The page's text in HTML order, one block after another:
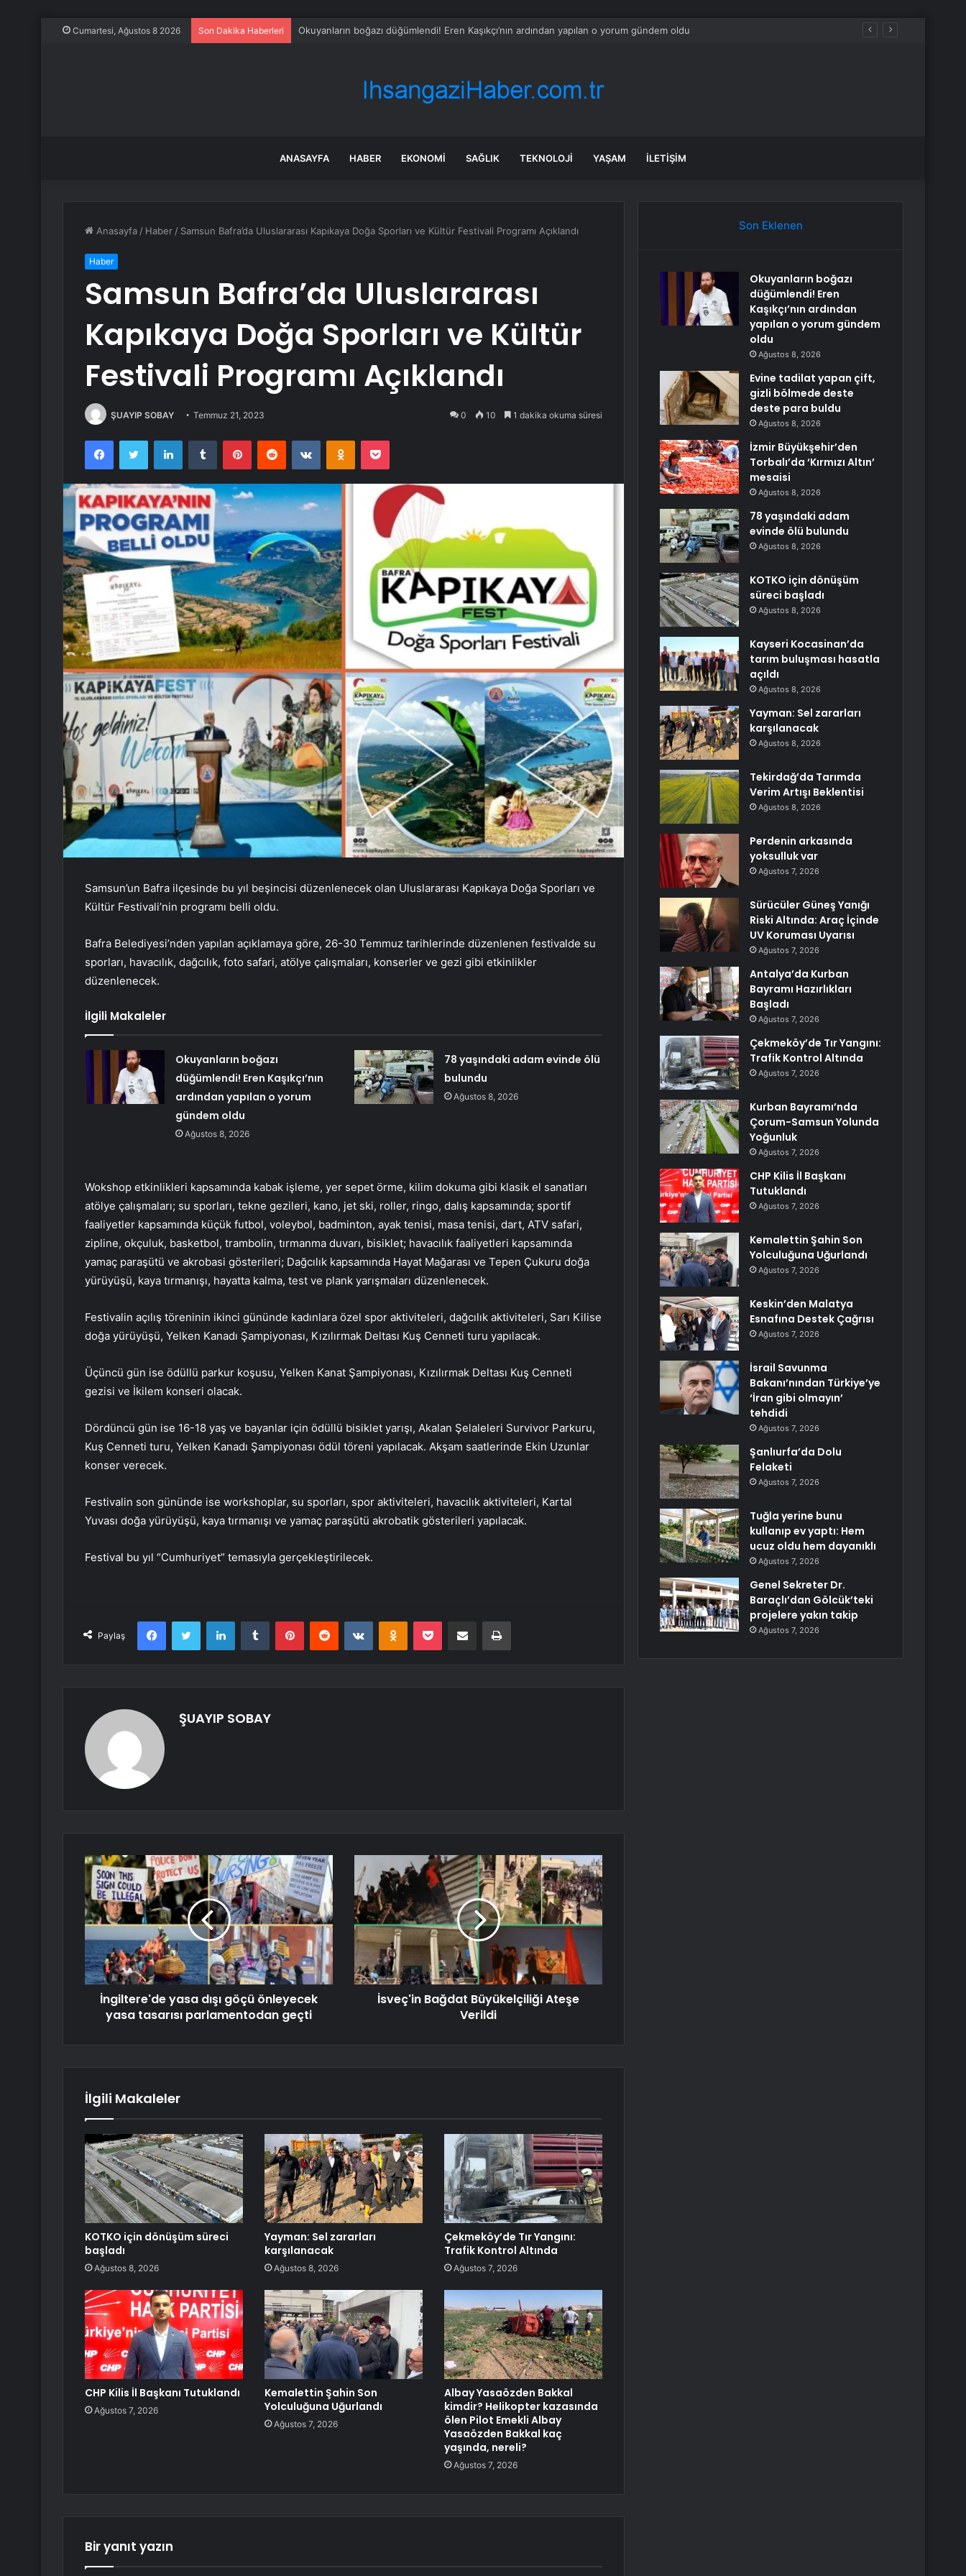
Cumartesi, Ağustos 8 2026 Son Dakika Haberleri Evine tadilat yapan çift, gizli bölmede deste deste para buldu
ANASAYFA HABER EKONOMI SAĞLIK TEKNOLOJI YAŞAM İLETIŞIM
Anasayfa / Haber / Samsun Bafra’da Uluslararası Kapıkaya Doğa Sporları ve Kültür Festivali Programı Açıklandı
Haber
Samsun Bafra’da Uluslararası
Kapıkaya Doğa Sporları ve Kültür
Festivali Programı Açıklandı
ŞUAYIP SOBAY Temmuz 21, 2023 0 10 1 dakika okuma süresi
FacebookTwitter LinkedInTumblr PinterestReddit VKontakteOdnoklassniki
Pocket
Samsun’un Bafra ilçesinde bu yıl beşincisi düzenlenecek olan Uluslararası Kapıkaya Doğa Sporları ve
Kültür Festivali’nin programı belli oldu.
Bafra Belediyesi’nden yapılan açıklamaya göre, 26-30 Temmuz tarihlerinde düzenlenen festivalde su
sporları, havacılık, dağcılık, foto safari, atölye çalışmaları, konserler ve gezi gibi etkinlikler
düzenlenecek.
İlgili Makaleler
Okuyanların boğazı
düğümlendi! Eren Kaşıkçı’nın
ardından yapılan o yorum
gündem oldu
Ağustos 8, 2026
78 yaşındaki adam evinde ölü
bulundu
Ağustos 8, 2026
Wokshop etkinlikleri kapsamında kabak işleme, yer sepet örme, kilim dokuma gibi klasik el sanatları
atölye çalışmaları; su sporları, tekne gezileri, kano, jet ski, roller, ringo, dalış kapsamında; sportif
faaliyetler kapsamında küçük futbol, ​​voleybol, badminton, ayak tenisi, masa tenisi, dart, ATV safari,
zipline, okçuluk, basketbol, ​​trambolin, tırmanma duvarı, bisiklet; havacılık faaliyetleri kapsamında
yamaç paraşütü ve akrobasi gösterileri; Dağcılık kapsamında Hayat Mağarası ve Tepen Çukuru doğa
yürüyüşü, kaya tırmanışı, hayatta kalma, test ve plank yarışmaları düzenlenecek.
Festivalin açılış töreninin ikinci gününde kadınlara özel spor aktiviteleri, dağcılık aktiviteleri, Sarı Kilise
doğa yürüyüşü, Yelken Kanadı Şampiyonası, Kızılırmak Deltası Kuş Cenneti turu yapılacak.
Üçüncü gün ise ödüllü parkur koşusu, Yelken Kanat Şampiyonası, Kızılırmak Deltası Kuş Cenneti
gezisi ve İkilem konseri olacak.
Dördüncü gün ise 16-18 yaş ve bayanlar için ödüllü bisiklet yarışı, Akalan Şelaleleri Survivor Parkuru,
Kuş Cenneti turu, Yelken Kanadı Şampiyonası ödül töreni yapılacak. Akşam saatlerinde Ekin Uzunlar
konser verecek.
Festivalin son gününde ise workshoplar, su sporları, spor aktiviteleri, havacılık aktiviteleri, Kartal
Yuvası doğa yürüyüşü, kaya tırmanışı ve yamaç paraşütü akrobatik gösterileri yapılacak.
Festival bu yıl “Cumhuriyet” temasıyla gerçekleştirilecek.
Paylaş
FacebookTwitter LinkedInTumblr PinterestReddit VKontakteOdnoklassniki
Pocket E-Posta ile paylaş Yazdır
ŞUAYIP SOBAY
İngiltere'de yasa dışı göçü önleyecek
yasa tasarısı parlamentodan geçti
İsveç'in Bağdat Büyükelçiliği Ateşe
Verildi
İlgili Makaleler
KOTKO için dönüşüm süreci
başladı
Ağustos 8, 2026
Yayman: Sel zararları
karşılanacak
Ağustos 8, 2026
Çekmeköy’de Tır Yangını:
Trafik Kontrol Altında
Ağustos 7, 2026
CHP Kilis İl Başkanı Tutuklandı
Ağustos 7, 2026
Kemalettin Şahin Son
Yolculuğuna Uğurlandı
Ağustos 7, 2026
Albay Yasaözden Bakkal
kimdir? Helikopter kazasında
ölen Pilot Emekli Albay
Yasaözden Bakkal kaç
yaşında, nereli?
Ağustos 7, 2026
Bir yanıt yazın
Son Eklenen
Okuyanların boğazı
düğümlendi! Eren
Kaşıkçı’nın ardından
yapılan o yorum gündem
oldu
Ağustos 8, 2026
Evine tadilat yapan çift,
gizli bölmede deste
deste para buldu
Ağustos 8, 2026
İzmir Büyükşehir’den
Torbalı’da ‘Kırmızı Altın’
mesaisi
Ağustos 8, 2026
78 yaşındaki adam
evinde ölü bulundu
Ağustos 8, 2026
KOTKO için dönüşüm
süreci başladı
Ağustos 8, 2026
Kayseri Kocasinan’da
tarım buluşması hasatla
açıldı
Ağustos 8, 2026
Yayman: Sel zararları
karşılanacak
Ağustos 8, 2026
Tekirdağ’da Tarımda
Verim Artışı Beklentisi
Ağustos 8, 2026
Perdenin arkasında
yoksulluk var
Ağustos 7, 2026
Sürücüler Güneş Yanığı
Riski Altında: Araç İçinde
UV Koruması Uyarısı
Ağustos 7, 2026
Antalya’da Kurban
Bayramı Hazırlıkları
Başladı
Ağustos 7, 2026
Çekmeköy’de Tır Yangını:
Trafik Kontrol Altında
Ağustos 7, 2026
Kurban Bayramı’nda
Çorum-Samsun Yolunda
Yoğunluk
Ağustos 7, 2026
CHP Kilis İl Başkanı
Tutuklandı
Ağustos 7, 2026
Kemalettin Şahin Son
Yolculuğuna Uğurlandı
Ağustos 7, 2026
Keskin’den Malatya
Esnafına Destek Çağrısı
Ağustos 7, 2026
İsrail Savunma
Bakanı’nından Türkiye’ye
‘İran gibi olmayın’
tehdidi
Ağustos 7, 2026
Şanlıurfa’da Dolu
Felaketi
Ağustos 7, 2026
Tuğla yerine bunu
kullanıp ev yaptı: Hem
ucuz oldu hem dayanıklı
Ağustos 7, 2026
Genel Sekreter Dr.
Baraçlı’dan Gölcük’teki
projelere yakın takip
Ağustos 7, 2026